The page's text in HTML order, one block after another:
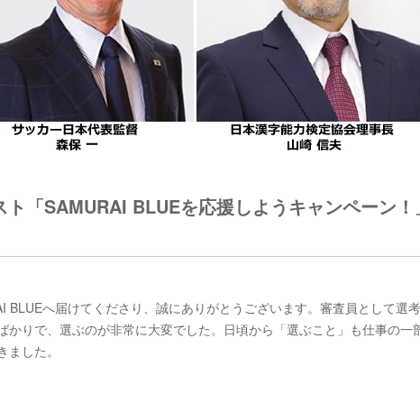
「SAMURAI BLUEを応援しようキャンペーン！
へ届けてくださり、誠にありがとうございます。審査員として選
りで、選ぶのが非常に大変でした。日頃から「選ぶこと」も仕事の一
した。